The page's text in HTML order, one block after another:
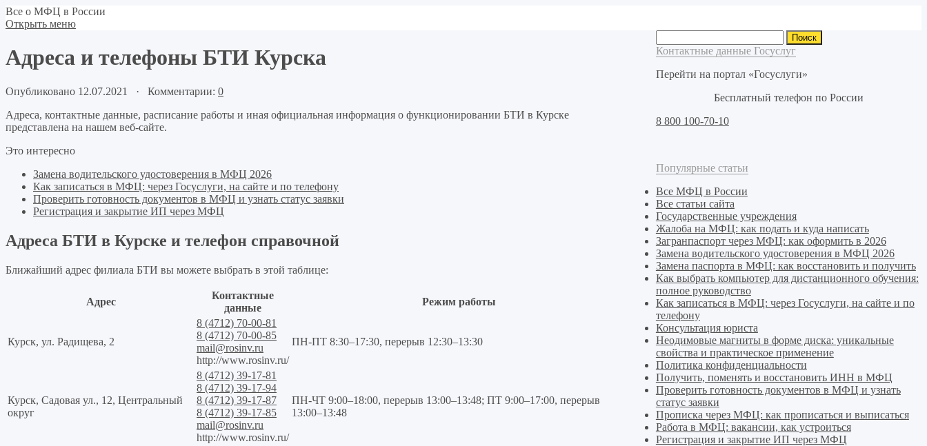
Все о МФЦ в России
Открыть меню
Адреса и телефоны БТИ Курска
Опубликовано 12.07.2021 · Комментарии: 0
Адреса, контактные данные, расписание работы и иная официальная информация о функционировании БТИ в Курске
представлена на нашем веб-сайте.
Это интересно
Замена водительского удостоверения в МФЦ 2026
Как записаться в МФЦ: через Госуслуги, на сайте и по телефону
Проверить готовность документов в МФЦ и узнать статус заявки
Регистрация и закрытие ИП через МФЦ
Адреса БТИ в Курске и телефон справочной
Ближайший адрес филиала БТИ вы можете выбрать в этой таблице:
Адрес
Контактные
данные
Режим работы
Курск, ул. Радищева, 2
8 (4712) 70-00-81
8 (4712) 70-00-85
mail@rosinv.ru
http://www.rosinv.ru/
ПН-ПТ 8:30–17:30, перерыв 12:30–13:30
Курск, Садовая ул., 12, Центральный
округ
8 (4712) 39-17-81
8 (4712) 39-17-94
8 (4712) 39-17-87
8 (4712) 39-17-85
mail@rosinv.ru
http://www.rosinv.ru/
ПН-ЧТ 9:00–18:00, перерыв 13:00–13:48; ПТ 9:00–17:00, перерыв
13:00–13:48
Контактные данные Госуслуг
Перейти на портал «Госуслуги»
Бесплатный телефон по России
8 800 100-70-10
Популярные статьи
Все МФЦ в России
Все статьи сайта
Государственные учреждения
Жалоба на МФЦ: как подать и куда написать
Загранпаспорт через МФЦ: как оформить в 2026
Замена водительского удостоверения в МФЦ 2026
Замена паспорта в МФЦ: как восстановить и получить
Как выбрать компьютер для дистанционного обучения:
полное руководство
Как записаться в МФЦ: через Госуслуги, на сайте и по
телефону
Консультация юриста
Неодимовые магниты в форме диска: уникальные
свойства и практическое применение
Политика конфиденциальности
Получить, поменять и восстановить ИНН в МФЦ
Проверить готовность документов в МФЦ и узнать
статус заявки
Прописка через МФЦ: как прописаться и выписаться
Работа в МФЦ: вакансии, как устроиться
Регистрация и закрытие ИП через МФЦ